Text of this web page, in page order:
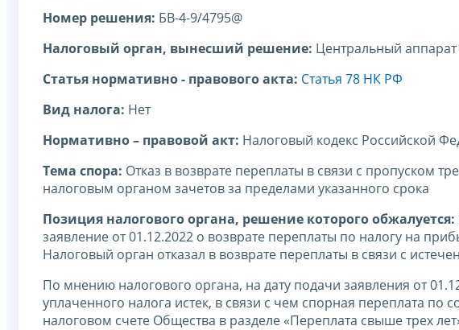
Номер решения: БВ-4-9/4795@
Налоговый орган, вынесший решение: Центральный
Статья нормативно - правового акта: Статья 78 НК РФ
Вид налога: Нет
Нормативно – правовой акт: Налоговый кодекс Российской
Тема спора: Отказ в возврате переплаты в связи с пропуском
налоговым органом зачетов за пределами указанного срока
Позиция налогового органа, решение которого обжалуется:
заявление от 01.12.2022 о возврате переплаты по налогу на
Налоговый орган отказал в возврате переплаты в связи с
По мнению налогового органа, на дату подачи заявления от
уплаченного налога истек, в связи с чем спорная переплата по
налоговом счете Общества в разделе «Переплата свыше трех